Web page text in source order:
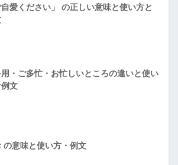
自愛ください」 の正しい意味と使い方と
用・ご多忙・お忙しいところの違いと使い
文
の意味と使い方・例文